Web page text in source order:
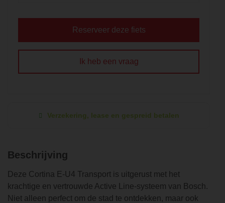
Reserveer deze fiets
Ik heb een vraag
Verzekering, lease en gespreid betalen
Beschrijving
Deze Cortina E-U4 Transport is uitgerust met het
krachtige en vertrouwde Active Line-systeem van Bosch.
Niet alleen perfect om de stad te ontdekken, maar ook